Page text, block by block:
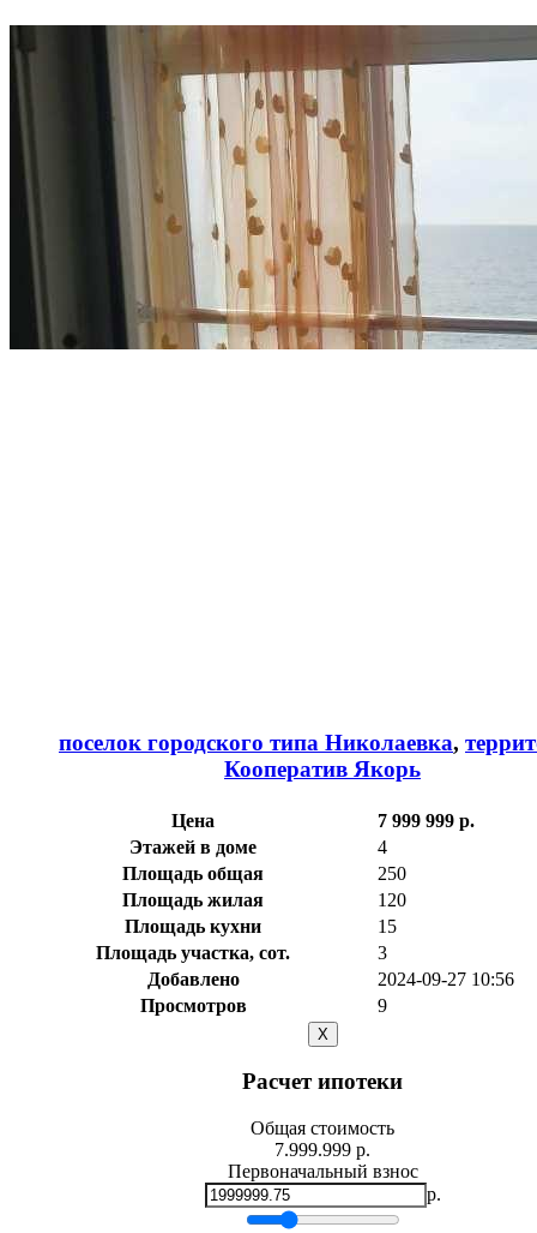
поселок городского типа Николаевка,
Кооператив Якорь
Цена
7 999 999 р.
Этажей в доме
4
Площадь общая
250
Площадь жилая
120
Площадь кухни
15
Площадь участка, сот.
3
Добавлено
2024-09-27 10:56
Просмотров
9
X
Расчет ипотеки
Общая стоимость
7.999.999 р.
Первоначальный взнос
р.